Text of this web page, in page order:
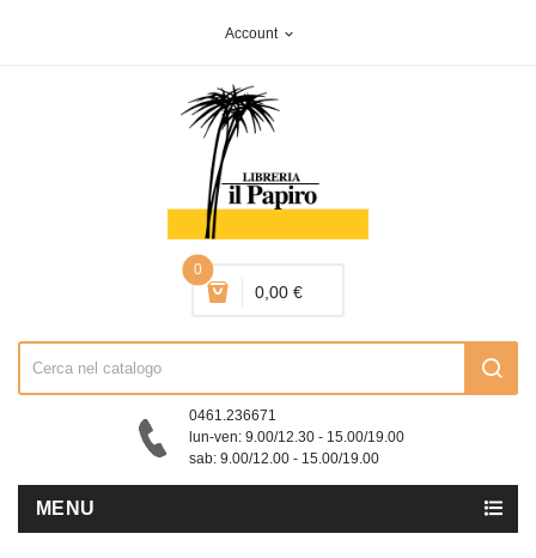
Account expand_more
0
0,00 €
0461.236671
lun-ven: 9.00/12.30 - 15.00/19.00
sab: 9.00/12.00 - 15.00/19.00
MENU